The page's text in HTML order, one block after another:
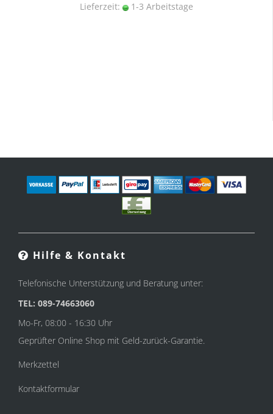
Lieferzeit: 1-3 Arbeitstage
Hilfe & Kontakt
Telefonische Unterstützung und Beratung unter:
TEL: 089-74663060
Mo-Fr, 08:00 - 16:30 Uhr
Geprüfter Online Shop mit Geld-zurück-Garantie.
Merkzettel
Kontaktformular